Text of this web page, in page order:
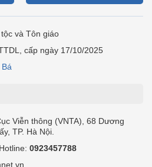
và Tôn giáo
cấp ngày 17/10/2025
Viễn thông (VNTA), 68 Dương
TP. Hà Nội.
0923457788